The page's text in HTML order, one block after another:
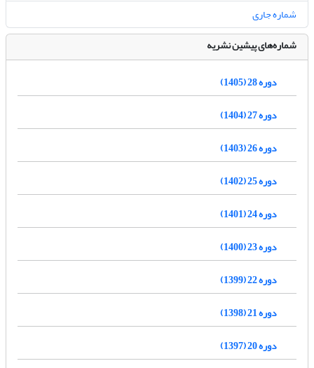
شماره جاری
شماره‌های پیشین نشریه
دوره 28 (1405)
دوره 27 (1404)
دوره 26 (1403)
دوره 25 (1402)
دوره 24 (1401)
دوره 23 (1400)
دوره 22 (1399)
دوره 21 (1398)
دوره 20 (1397)